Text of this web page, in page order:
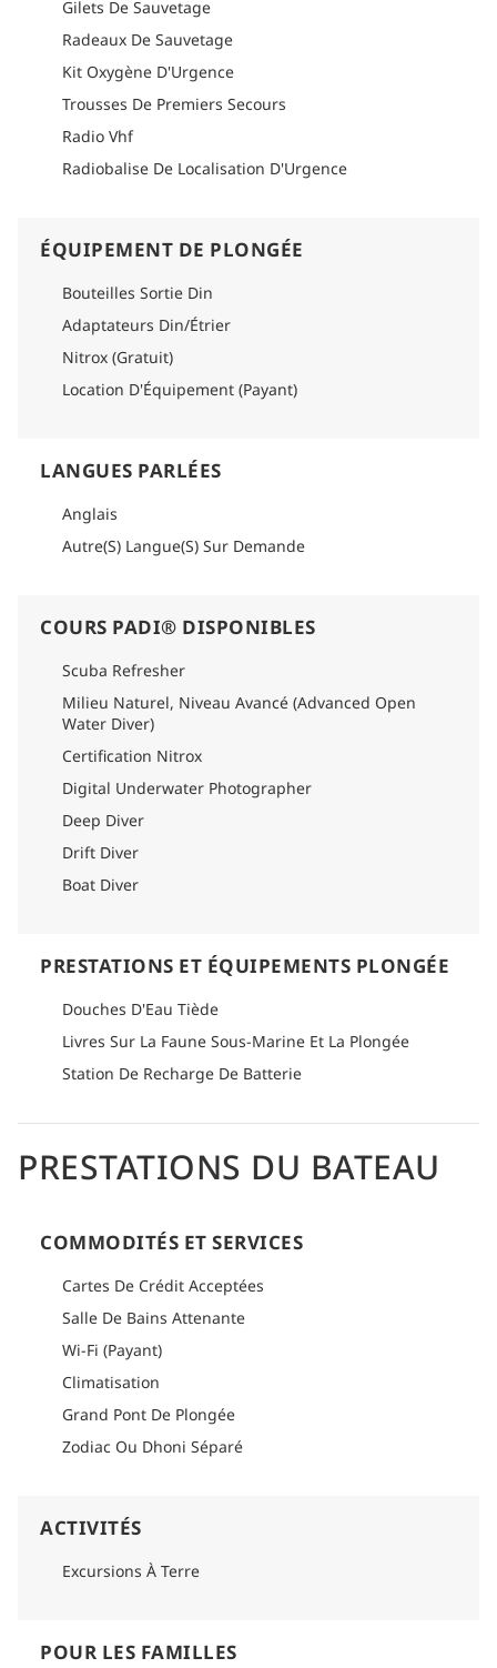
avec des raies manta et des requins-baleines, plongées
Avec un équipage expérimenté, des guides de plongée
experts et l'hospitalité légendaire d'Emperor, le MV Emperor
Voyager offre une expérience de croisière inoubliable où
confort, aventure et beauté des Maldives se conjuguent à la
perfection.
pour obtenir des informations détaillées sur la manière de s'y
Gilets De Sauvetage
Radeaux De Sauvetage
Kit Oxygène D'Urgence
Trousses De Premiers Secours
Radio Vhf
Radiobalise De Localisation D'Urgence
ÉQUIPEMENT DE PLONGÉE
Bouteilles Sortie Din
Adaptateurs Din/Étrier
Nitrox (Gratuit)
Location D'Équipement (Payant)
LANGUES PARLÉES
Anglais
Autre(S) Langue(S) Sur Demande
COURS PADI® DISPONIBLES
Scuba Refresher
Milieu Naturel, Niveau Avancé (Advanced Open
Water Diver)
Certification Nitrox
Digital Underwater Photographer
Deep Diver
Drift Diver
Boat Diver
PRESTATIONS ET ÉQUIPEMENTS PLONGÉE
Douches D'Eau Tiède
Livres Sur La Faune Sous-Marine Et La Plongée
Station De Recharge De Batterie
PRESTATIONS DU BATEAU
COMMODITÉS ET SERVICES
Cartes De Crédit Acceptées
Salle De Bains Attenante
Wi-Fi (Payant)
Climatisation
Grand Pont De Plongée
Zodiac Ou Dhoni Séparé
ACTIVITÉS
Excursions À Terre
POUR LES FAMILLES